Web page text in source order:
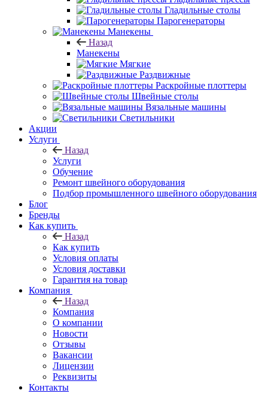
Гладильные столы
Парогенераторы
Манекены
Назад
Манекены
Мягкие
Раздвижные
Раскройные плоттеры
Швейные столы
Вязальные машины
Светильники
Акции
Услуги
Назад
Услуги
Обучение
Ремонт швейного оборудования
Подбор промышленного швейного оборудования
Блог
Бренды
Как купить
Назад
Как купить
Условия оплаты
Условия доставки
Гарантия на товар
Компания
Назад
Компания
О компании
Новости
Отзывы
Вакансии
Лицензии
Реквизиты
Контакты